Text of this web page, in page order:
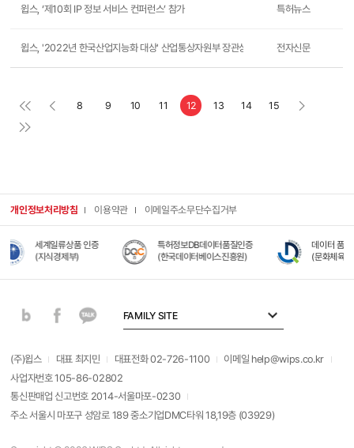
윕스, ‘제10회 IP 정보 서비스 컨퍼런스’ 참가 특허뉴스
윕스, '2022년 한국산업지능화 대상' 산업통상자원부 장관상 수상 전자신문
8 9 10 11 12 13 14 15
개인정보처리방침 이용약관 이메일주소무단수집거부
세계일류상품 인증
(지식경제부)
특허정보DB데이터품질인증
(한국데이터베이스진흥원)
데이터 품질관리 대상
(문화체육관광부)
(주)윕스 대표 최지민 대표전화 02-726-1100
이메일 help@wips.co.kr
사업자번호 105-86-02802
통신판매업 신고번호 2014-서울마포-0230
주소 서울시 마포구 성암로 189 중소기업DMC타워 18,19층 (03929)
FAMILY SITE